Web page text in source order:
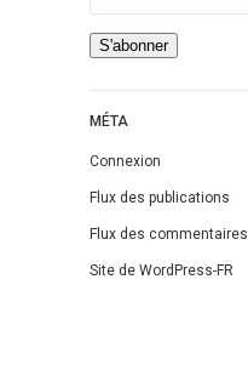
MÉTA
Connexion
Flux des publications
Flux des commentaires
Site de WordPress-FR